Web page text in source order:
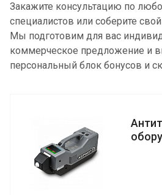
Закажите консультацию по
специалистов или соберите
Мы подготовим для вас
коммерческое предложение и
персональный блок бонусов и